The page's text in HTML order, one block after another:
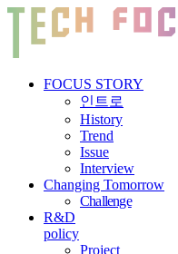
FOCUS STORY
인트로
History
Trend
Issue
Interview
Changing Tomorrow
Challenge
R&D
policy
Project